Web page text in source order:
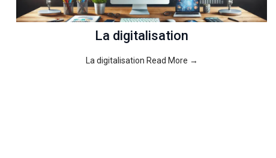
La digitalisation
La digitalisation Read More →